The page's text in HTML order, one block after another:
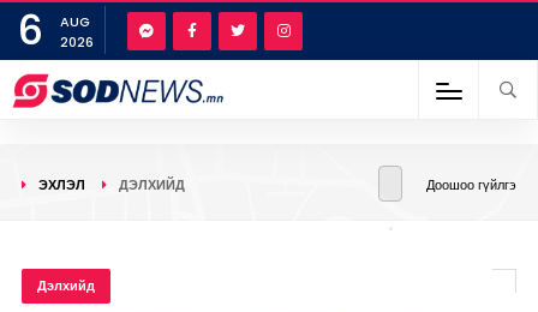
6
AUG
2026
ЭХЛЭЛ ДЭЛХИЙД Доошоо гүйлгэ
Дэлхийд